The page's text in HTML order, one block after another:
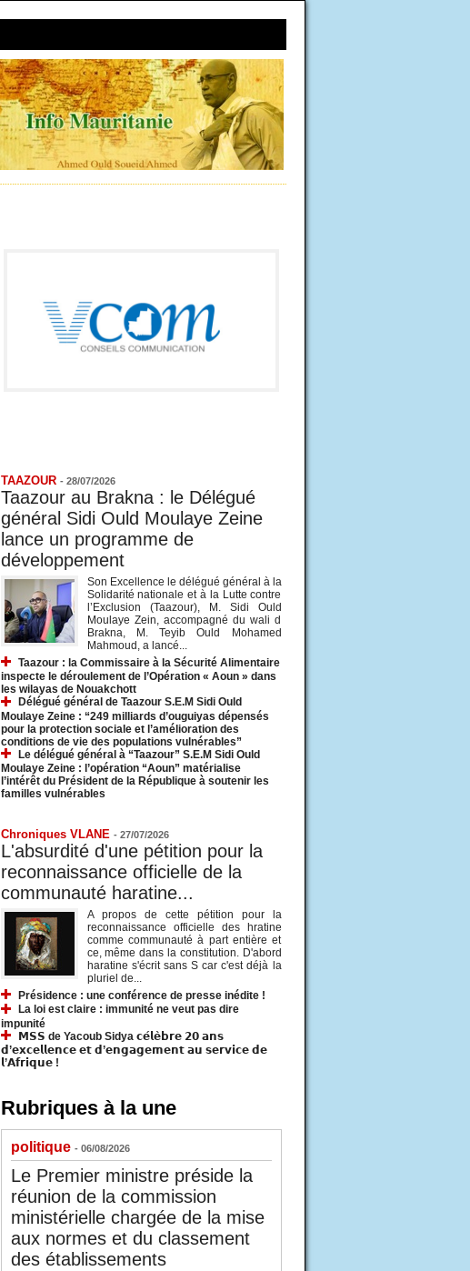
TAAZOUR - 28/07/2026
Taazour au Brakna : le Délégué
général Sidi Ould Moulaye Zeine
lance un programme de
développement
Son Excellence le délégué général à la
Solidarité nationale et à la Lutte contre
l’Exclusion (Taazour), M. Sidi Ould
Moulaye Zein, accompagné du wali d
Brakna, M. Teyib Ould Mohamed
Mahmoud, a lancé...
Taazour : la Commissaire à la Sécurité Alimentaire
inspecte le déroulement de l’Opération « Aoun » dans
les wilayas de Nouakchott
Délégué général de Taazour S.E.M Sidi Ould
Moulaye Zeine : “249 milliards d’ouguiyas dépensés
pour la protection sociale et l’amélioration des
conditions de vie des populations vulnérables”
Le délégué général à “Taazour” S.E.M Sidi Ould
Moulaye Zeine : l’opération “Aoun” matérialise
l’intérêt du Président de la République à soutenir les
familles vulnérables
Chroniques VLANE - 27/07/2026
L'absurdité d'une pétition pour la
reconnaissance officielle de la
communauté haratine...
A propos de cette pétition pour la
reconnaissance officielle des hratine
comme communauté à part entière et
ce, même dans la constitution. D'abord
haratine s'écrit sans S car c'est déjà la
pluriel de...
Présidence : une conférence de presse inédite !
La loi est claire : immunité ne veut pas dire
impunité
𝗠𝗦𝗦 de Yacoub Sidya 𝗰𝗲́𝗹𝗲̀𝗯𝗿𝗲 𝟮𝟬 𝗮𝗻𝘀
𝗱’𝗲𝘅𝗰𝗲𝗹𝗹𝗲𝗻𝗰𝗲 𝗲𝘁 𝗱’𝗲𝗻𝗴𝗮𝗴𝗲𝗺𝗲𝗻𝘁 𝗮𝘂 𝘀𝗲𝗿𝘃𝗶𝗰𝗲 𝗱𝗲
𝗹’𝗔𝗳𝗿𝗶𝗾𝘂𝗲 !
Rubriques à la une
politique - 06/08/2026
Le Premier ministre préside la
réunion de la commission
ministérielle chargée de la mise
aux normes et du classement
des établissements